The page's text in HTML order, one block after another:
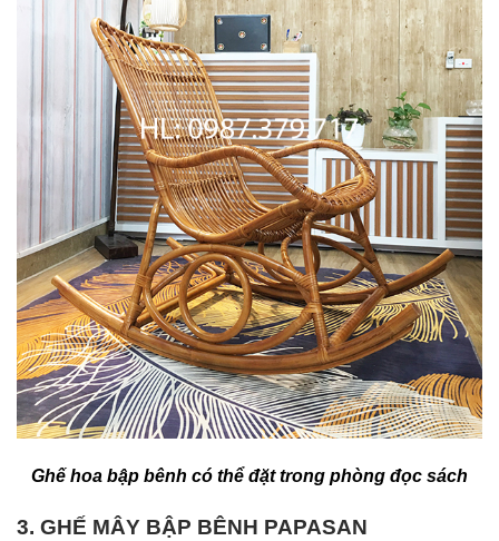
Ghế hoa bập bênh có thể đặt trong phòng đọc sách
3. GHẾ MÂY BẬP BÊNH PAPASAN